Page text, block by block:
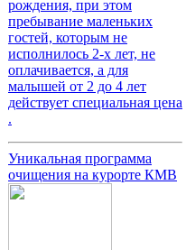
рождения, при этом
пребывание маленьких
гостей, которым не
исполнилось 2-х лет, не
оплачивается, а для
малышей от 2 до 4 лет
действует специальная цена
.
Уникальная программа
очищения на курорте КМВ